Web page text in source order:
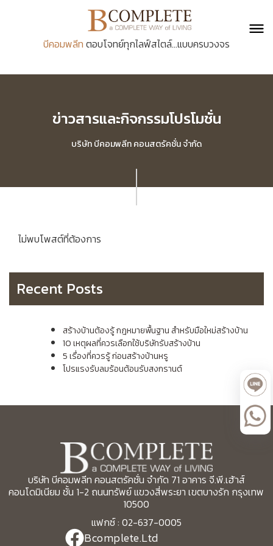
บีคอมพลีท ตอบโจทย์ทุกไลฟ์สไตล์...แบบครบวงจร
ข่าวสารและกิจกรรมโปรโมชั่น
บริษัท บีคอมพลีท คอนสตรัคชั่น จำกัด
ไม่พบโพสต์ที่ต้องการ
Recent Posts
สร้างบ้านต้องรู้ กฎหมายพื้นฐาน สำหรับมือใหม่สร้างบ้าน
10 เหตุผลที่ควรเลือกใช้บริษัทรับสร้างบ้าน
5 เรื่องที่ควรรู้ ก่อนสร้างบ้านหรู
โปรแรงรับลมร้อนต้อนรับสงกรานต์
บริษัท บีคอมพลีท คอนสตรัคชั่น จำกัด 71 อาคาร จี.พี.เฮ้าส์
คอนโดมิเนียม ชั้น 1-2 ถนนทรัพย์ แขวงสี่พระยา เขตบางรัก กรุงเทพ
10500
แฟกซ์ : 02-637-0005
Bcomplete.Ltd